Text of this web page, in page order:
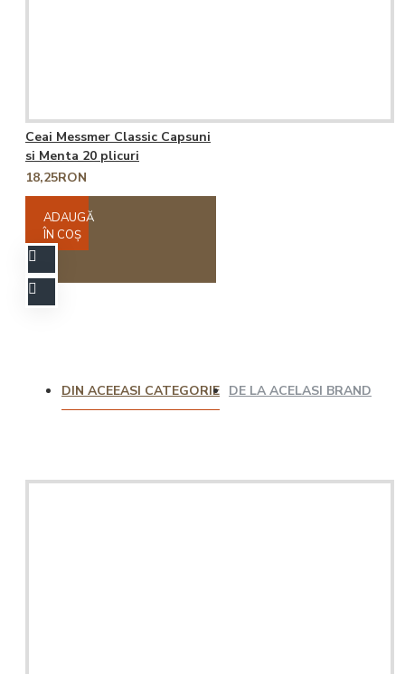
Ceai Messmer Classic Capsuni
si Menta 20 plicuri
18,25RON
ADAUGĂ
ÎN COŞ
DIN ACEEASI CATEGORIE DE LA ACELASI BRAND